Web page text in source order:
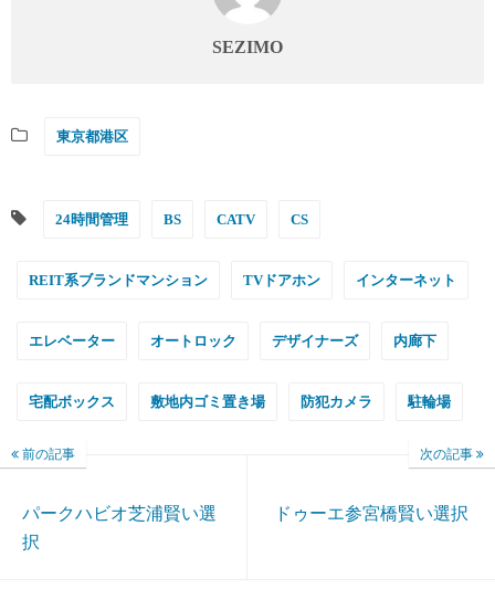
SEZIMO
東京都港区
24時間管理 BS CATV CS
REIT系ブランドマンション TVドアホン インターネット
エレベーター オートロック デザイナーズ 内廊下
宅配ボックス 敷地内ゴミ置き場 防犯カメラ 駐輪場
前の記事
パークハビオ芝浦賢い選
択
次の記事
ドゥーエ参宮橋賢い選択